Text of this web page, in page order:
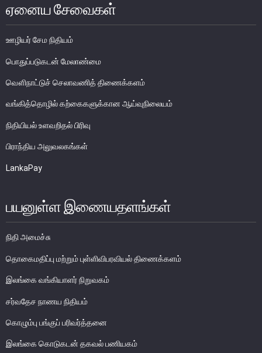
தீர்மானம்
வைப்புக் காப்புறுதி
நிதியியல் வசதிக்குட்படுத்தல்
நிதியியல் சந்தைகள்
பொதுநோக்கு
வெளிநாட்டுச் செலாவணி உலகளாவிய குறியீட்டைப் பின்பற்றுதல்
அரச பிணையங்கள் சந்தை
கொழும்பு பங்குப் பரிவர்த்தனை
நிதியியல் உட்கட்டமைப்பு
கொடுப்பனவு மற்றும் தீர்ப்பனவு முறைமைகள்
கொடுகடன் தகவல்
சட்டங்களும் ஒழுங்கு விதிகளும்
பிரமிட் திட்டங்கள்
சாதனங்கள் மற்றும் நடைமுறைப்படுத்தல்
ஏனைய சேவைகள்
ஊழியர் சேம நிதியம்
பொதுப்படுகடன் மேலாண்மை
வௌிநாட்டுச் செலாவணித் திணைக்களம்
வங்கித்தொழில் கற்கைகளுக்கான ஆய்வுநிலையம்
நிதியியல் உளவறிதல் பிரிவு
பிராந்திய அலுவலகங்கள்
LankaPay
பயனுள்ள இணையதளங்கள்
நிதி அமைச்சு
தொகைமதிப்பு மற்றும் புள்ளிவிபரவியல் திணைக்களம்
இலங்கை வங்கியாளர் நிறுவகம்
சர்வதேச நாணய நிதியம்
கொழும்பு பங்குப் பரிவர்த்தனை
இலங்கை கொடுகடன் தகவல் பணியகம்